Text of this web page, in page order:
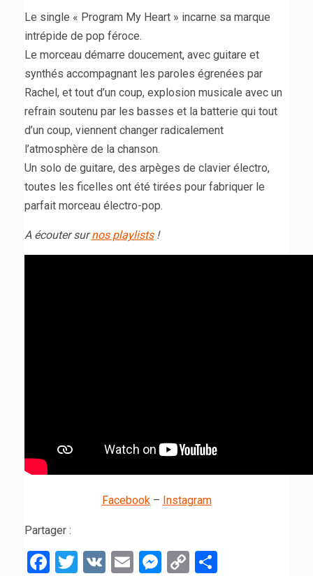
Le single « Program My Heart » incarne sa marque
intrépide de pop féroce.
Le morceau démarre doucement, avec guitare et
synthés accompagnant les paroles égrenées par
Rachel, et tout d’un coup, explosion musicale avec un
refrain soutenu par les basses et la batterie qui tout
d’un coup, viennent changer radicalement
l’atmosphère de la chanson.
Un solo de guitare, des arpèges de clavier électro,
toutes les ficelles ont été tirées pour fabriquer le
parfait morceau électro-pop.
A écouter surnos playlists!
Facebook – Instagram
Partager :
Facebook
Twitter
VK EmailMessenger
Copy